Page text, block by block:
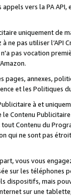
vers la PA
uniquement de
ne pas utiliser l’API
pas vocation
pages, annexes,
et les Politiques
à et
Contenu
Contenu du
qui ne sont pas
vous vous
sur les téléphones
dispositifs, mais
sur une